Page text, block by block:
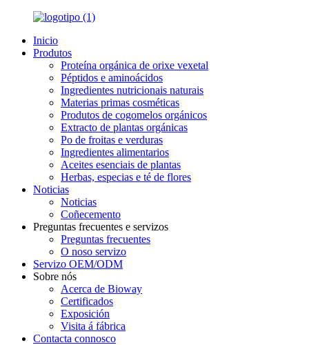
Inicio
Produtos
Proteína orgánica de orixe vexetal
Péptidos e aminoácidos
Ingredientes nutricionais naturais
Materias primas cosméticas
Produtos de cogomelos orgánicos
Extracto de plantas orgánicas
Po de froitas e verduras
Ingredientes alimentarios
Aceites esenciais de plantas
Herbas, especias e té de flores
Noticias
Noticias
Coñecemento
Preguntas frecuentes e servizos
Preguntas frecuentes
O noso servizo
Servizo OEM/ODM
Sobre nós
Acerca de Bioway
Certificados
Exposición
Visita á fábrica
Contacta connosco